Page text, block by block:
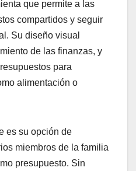
que permite a las
compartidos y seguir
Su diseño visual
de las finanzas, y
para
alimentación o
es su opción de
miembros de la familia
presupuesto. Sin